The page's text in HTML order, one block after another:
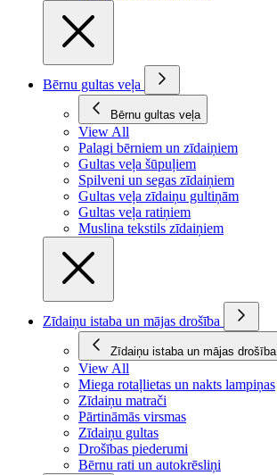
Bērnu gultas veļa
Bērnu gultas veļa
View All
Palagi bērniem un zīdaiņiem
Gultas veļa šūpuļiem
Spilveni un segas zīdaiņiem
Gultas veļa zīdaiņu gultiņām
Gultas veļa ratiņiem
Muslina tekstils zīdaiņiem
Zīdaiņu istaba un mājas drošība
Zīdaiņu istaba un mājas drošība
View All
Miega rotaļlietas un nakts lampiņas
Zīdaiņu matrači
Pārtināmās virsmas
Zīdaiņu gultas
Drošības piederumi
Bērnu rati un autokrēsliņi